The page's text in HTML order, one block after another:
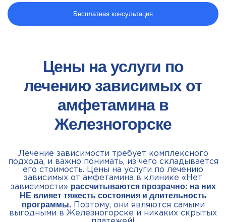
Бесплатная консультация
Цены на услуги по
лечению зависимых от
амфетамина в
Железногорске
Лечение зависимости требует комплексного
подхода, и важно понимать, из чего складывается
его стоимость. Цены на услуги по лечению
зависимых от амфетамина в клинике «Нет
зависимости» рассчитываются прозрачно: на них
НЕ влияет тяжесть состояния и длительность
программы.Поэтому, они являются самыми
выгодными в Железногорске и никаких скрытых